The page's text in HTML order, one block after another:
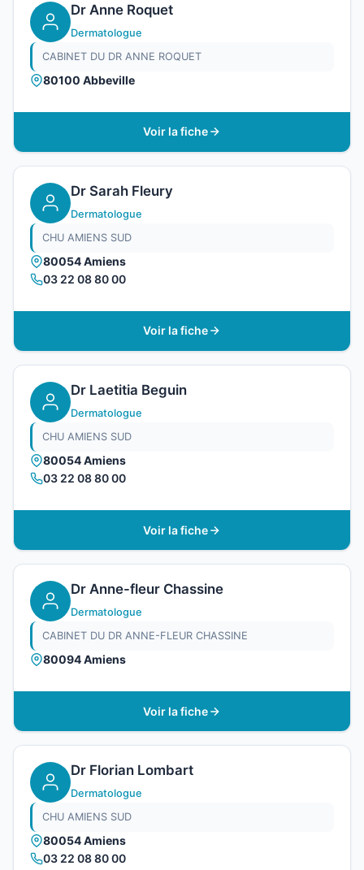
Dr Anne Roquet
Dermatologue
CABINET DU DR ANNE ROQUET
80100 Abbeville
Voir la fiche
Dr Sarah Fleury
Dermatologue
CHU AMIENS SUD
80054 Amiens
03 22 08 80 00
Voir la fiche
Dr Laetitia Beguin
Dermatologue
CHU AMIENS SUD
80054 Amiens
03 22 08 80 00
Voir la fiche
Dr Anne-fleur Chassine
Dermatologue
CABINET DU DR ANNE-FLEUR CHASSINE
80094 Amiens
Voir la fiche
Dr Florian Lombart
Dermatologue
CHU AMIENS SUD
80054 Amiens
03 22 08 80 00